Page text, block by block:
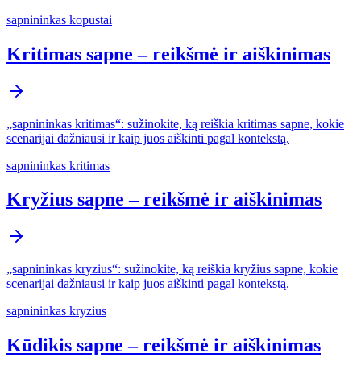
sapnininkas kopustai
Kritimas sapne – reikšmė ir aiškinimas
„sapnininkas kritimas“: sužinokite, ką reiškia kritimas sapne, kokie
scenarijai dažniausi ir kaip juos aiškinti pagal kontekstą.
sapnininkas kritimas
Kryžius sapne – reikšmė ir aiškinimas
„sapnininkas kryzius“: sužinokite, ką reiškia kryžius sapne, kokie
scenarijai dažniausi ir kaip juos aiškinti pagal kontekstą.
sapnininkas kryzius
Kūdikis sapne – reikšmė ir aiškinimas